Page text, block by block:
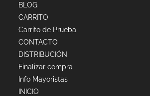
BLOG
CARRITO
Carrito de Prueba
CONTACTO
DISTRIBUCIÓN
Finalizar compra
Info Mayoristas
INICIO